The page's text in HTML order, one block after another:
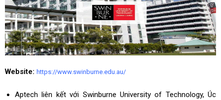
Website: https://www.swinburne.edu.au/
Aptech liên kết với Swinburne University of Technology, Úc